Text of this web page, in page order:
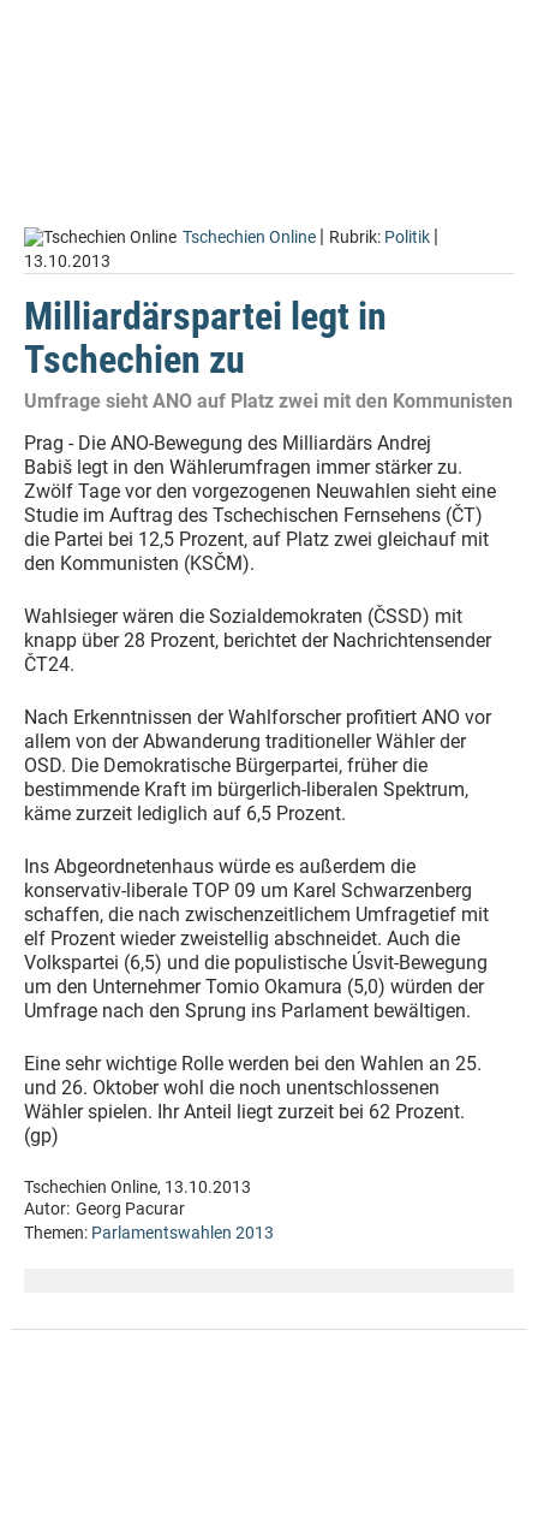
Tschechien Online | Rubrik: Politik |
13.10.2013
Milliardärspartei legt in
Tschechien zu
Umfrage sieht ANO auf Platz zwei mit den Kommunisten
Prag - Die ANO-Bewegung des Milliardärs Andrej
Babiš legt in den Wählerumfragen immer stärker zu.
Zwölf Tage vor den vorgezogenen Neuwahlen sieht eine
Studie im Auftrag des Tschechischen Fernsehens (ČT)
die Partei bei 12,5 Prozent, auf Platz zwei gleichauf mit
den Kommunisten (KSČM).
Wahlsieger wären die Sozialdemokraten (ČSSD) mit
knapp über 28 Prozent, berichtet der Nachrichtensender
ČT24.
Nach Erkenntnissen der Wahlforscher profitiert ANO vor
allem von der Abwanderung traditioneller Wähler der
OSD. Die Demokratische Bürgerpartei, früher die
bestimmende Kraft im bürgerlich-liberalen Spektrum,
käme zurzeit lediglich auf 6,5 Prozent.
Ins Abgeordnetenhaus würde es außerdem die
konservativ-liberale TOP 09 um Karel Schwarzenberg
schaffen, die nach zwischenzeitlichem Umfragetief mit
elf Prozent wieder zweistellig abschneidet. Auch die
Volkspartei (6,5) und die populistische Úsvit-Bewegung
um den Unternehmer Tomio Okamura (5,0) würden der
Umfrage nach den Sprung ins Parlament bewältigen.
Eine sehr wichtige Rolle werden bei den Wahlen an 25.
und 26. Oktober wohl die noch unentschlossenen
Wähler spielen. Ihr Anteil liegt zurzeit bei 62 Prozent.
(gp)
Tschechien Online, 13.10.2013
Autor: Georg Pacurar
Themen: Parlamentswahlen 2013